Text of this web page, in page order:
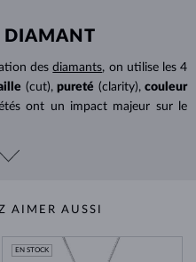
DIAMANT
desdiamants, on utilise les 4
(cut), pureté (clarity), couleur
ont un impact majeur sur le
AIMER AUSSI
EN STOCK